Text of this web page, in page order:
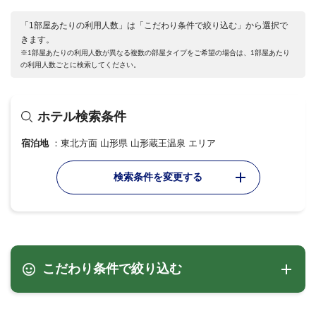
「1部屋あたりの利用人数」は「こだわり条件で絞り込む」から選択で
きます。
※1部屋あたりの利用人数が異なる複数の部屋タイプをご希望の場合は、1部屋あたり
の利用人数ごとに検索してください。
ホテル検索条件
宿泊地 東北方面 山形県 山形蔵王温泉 エリア
検索条件を変更する
こだわり条件で絞り込む